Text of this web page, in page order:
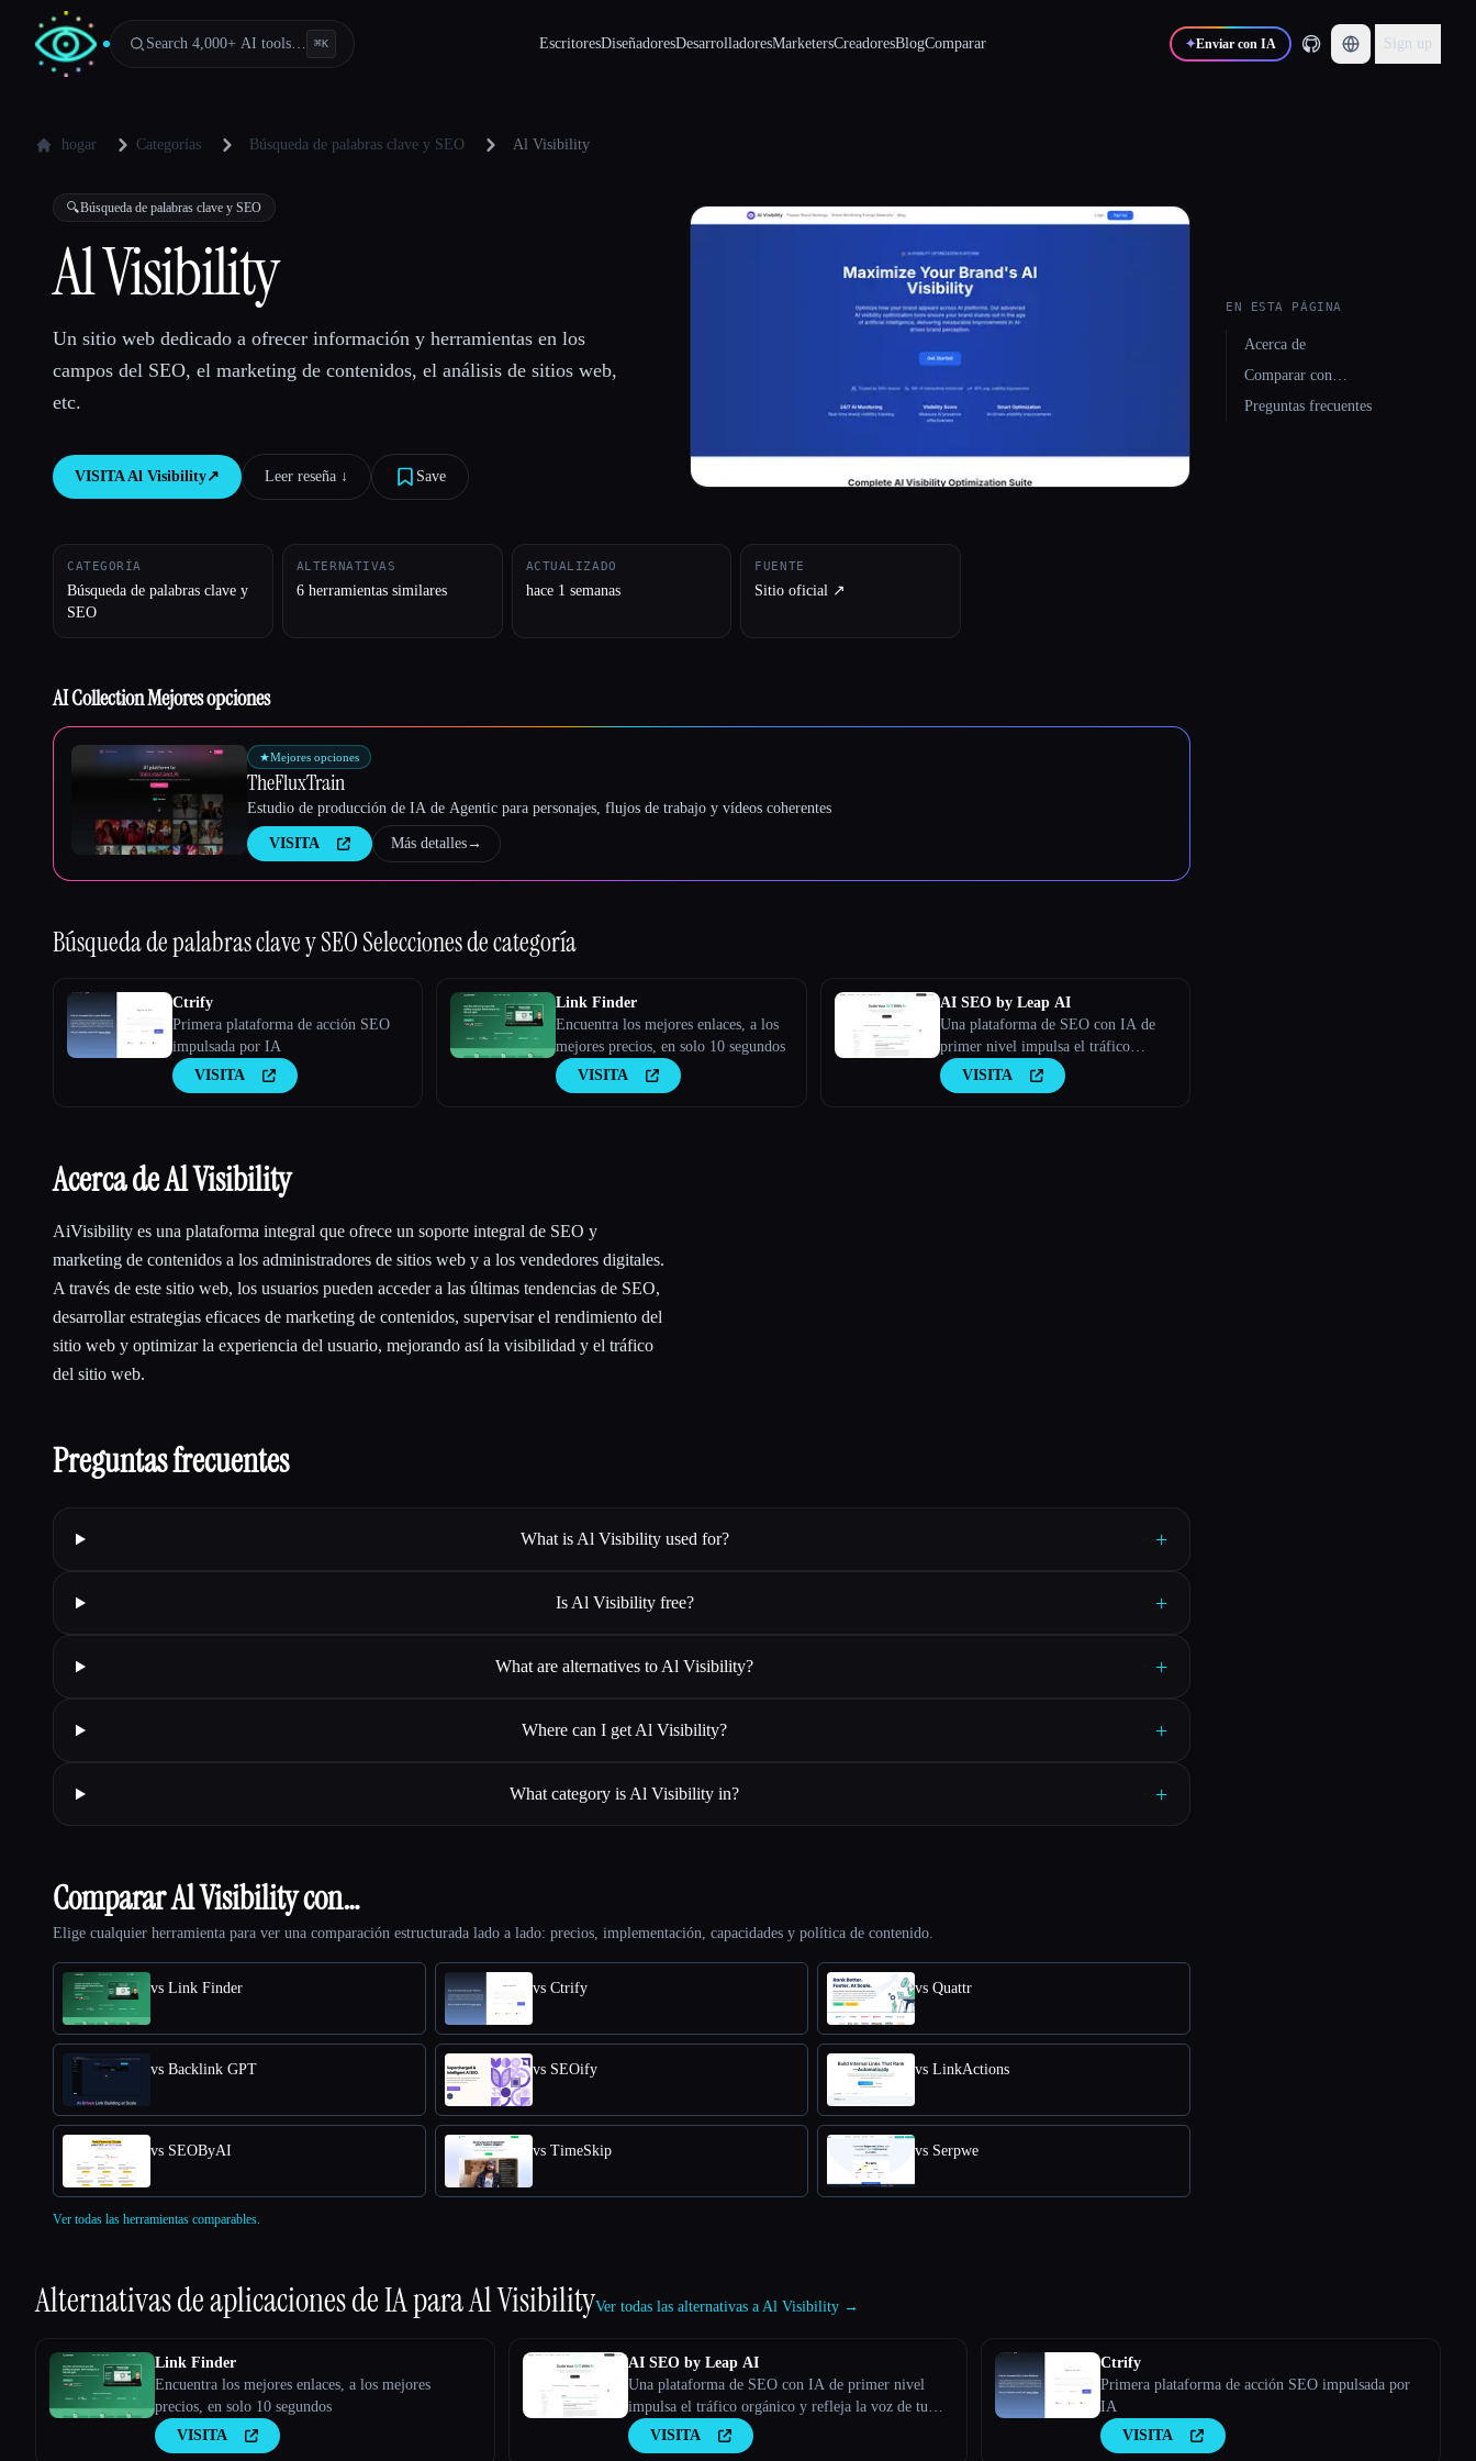
Search 4,000+ AI tools… ⌘K EscritoresDiseñadoresDesarrolladoresMarketersCreadoresBlogComparar ✦Enviar con IA Sign up
hogar Categorías Búsqueda de palabras clave y SEO Al Visibility
🔍Búsqueda de palabras clave y SEO
Al Visibility
Un sitio web dedicado a ofrecer información y herramientas en los
campos del SEO, el marketing de contenidos, el análisis de sitios web,
etc.
VISITAAl Visibility↗︎ Leer reseña ↓︎ Save
CATEGORÍA
Búsqueda de palabras clave y
SEO
ALTERNATIVAS
6 herramientas similares
ACTUALIZADO
hace 1 semanas
FUENTE
Sitio oficial ↗︎
AI Collection Mejores opciones
★Mejores opciones
TheFluxTrain
Estudio de producción de IA de Agentic para personajes, flujos de trabajo y vídeos coherentes
VISITA Más detalles→
Búsqueda de palabras clave y SEOSelecciones de categoría
Ctrify
Primera plataforma de acción SEO
impulsada por IA
VISITA
Link Finder
Encuentra los mejores enlaces, a los
mejores precios, en solo 10 segundos
VISITA
AI SEO by Leap AI
Una plataforma de SEO con IA de
primer nivel impulsa el tráfico
orgánico y refleja la voz de tu marca.
Garantiza un contenido seguro y de
VISITA
Acerca de Al Visibility
AiVisibility es una plataforma integral que ofrece un soporte integral de SEO y
marketing de contenidos a los administradores de sitios web y a los vendedores digitales.
A través de este sitio web, los usuarios pueden acceder a las últimas tendencias de SEO,
desarrollar estrategias eficaces de marketing de contenidos, supervisar el rendimiento del
sitio web y optimizar la experiencia del usuario, mejorando así la visibilidad y el tráfico
del sitio web.
Preguntas frecuentes
What is Al Visibility used for? +
Is Al Visibility free? +
What are alternatives to Al Visibility? +
Where can I get Al Visibility? +
What category is Al Visibility in? +
Comparar Al Visibility con…
Elige cualquier herramienta para ver una comparación estructurada lado a lado: precios, implementación, capacidades y política de contenido.
vs Link Finder vs Ctrify vs Quattr
vs Backlink GPT vs SEOify vs LinkActions
vs SEOByAI vs TimeSkip vs Serpwe
Ver todas las herramientas comparables.
EN ESTA PÁGINA
Acerca de
Comparar con…
Preguntas frecuentes
Alternativas de aplicaciones de IA paraAl VisibilityVer todas las alternativas a Al Visibility →
Link Finder
Encuentra los mejores enlaces, a los mejores
precios, en solo 10 segundos
VISITA
AI SEO by Leap AI
Una plataforma de SEO con IA de primer nivel
impulsa el tráfico orgánico y refleja la voz de tu
marca. Garantiza un contenido seguro y de alta
calidad para todas tus necesidades.
VISITA
Ctrify
Primera plataforma de acción SEO impulsada por
IA
VISITA